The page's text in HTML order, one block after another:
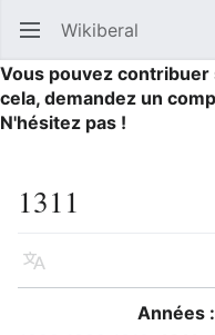
Ouvrir le menu principal Wikiberal
Vous pouvez contribuer
cela, demandez un
N'hésitez pas !
1311
Langue
Années :